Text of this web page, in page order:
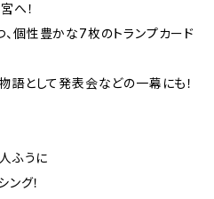
へ！
個性豊かな7枚のトランプカード
語として発表会などの一幕にも！
ふうに
グ！